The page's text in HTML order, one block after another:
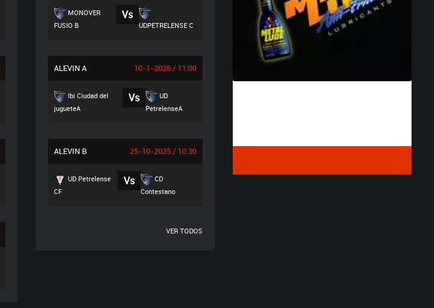
MONOVER
FUSIO B
Vs
UDPETRELENSE C
ALEVIN A 10-1-2026 / 11:00
Ibi Ciudad del
jugueteA
Vs
UD
PetrelenseA
ALEVIN B 25-10-2025 / 10:30
UD Petrelense
CF
Vs
CD
Contestano
VER TODOS